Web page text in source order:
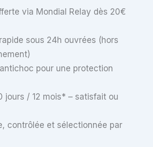
via Mondial Relay dès 20€
sous 24h ouvrées (hors
pour une protection
jours / 12 mois* – satisfait ou
contrôlée et sélectionnée par